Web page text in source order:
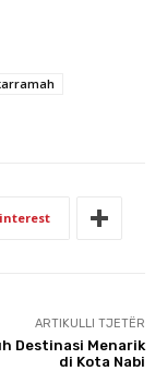
ARTIKULLI TJETËR
Destinasi Menarik
di Kota Nabi